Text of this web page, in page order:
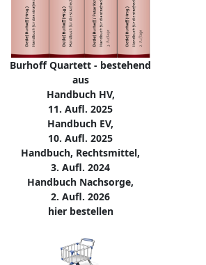
Burhoff Quartett - bestehend
aus
Handbuch HV,
11. Aufl. 2025
Handbuch EV,
10. Aufl. 2025
Handbuch, Rechtsmittel,
3. Aufl. 2024
Handbuch Nachsorge,
2. Aufl. 2026
hier bestellen